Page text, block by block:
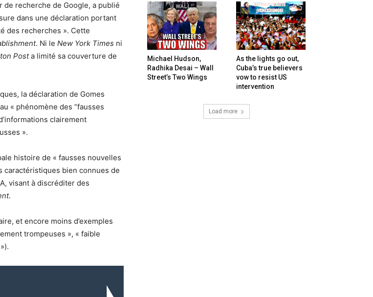
de recherche de Google, a publié
dans une déclaration portant
des recherches ». Cette
. Ni le New York Times ni
Posta limité sa couverture de
la déclaration de Gomes
« phénomène des “fausses
clairement
».
histoire de « fausses nouvelles
caractéristiques bien connues de
visant à discréditer des
.
et encore moins d’exemples
trompeuses », « faible
Michael Hudson,
Radhika Desai – Wall
Street’s Two Wings
As the lights go out,
Cuba’s true believers
vow to resist US
intervention
Load more